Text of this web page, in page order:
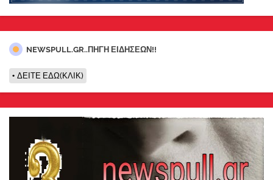
NEWSPULL.GR..ΠΗΓΗ ΕΙΔΗΣΕΩΝ!!
ΔΕΙΤΕ ΕΔΩ(ΚΛΙΚ)